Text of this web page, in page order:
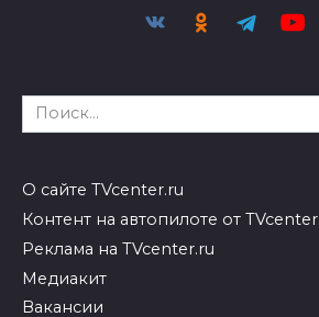
Search
for:
О сайте TVcenter.ru
Контент на автопилоте от
Реклама на TVcenter.ru
Медиакит
Вакансии